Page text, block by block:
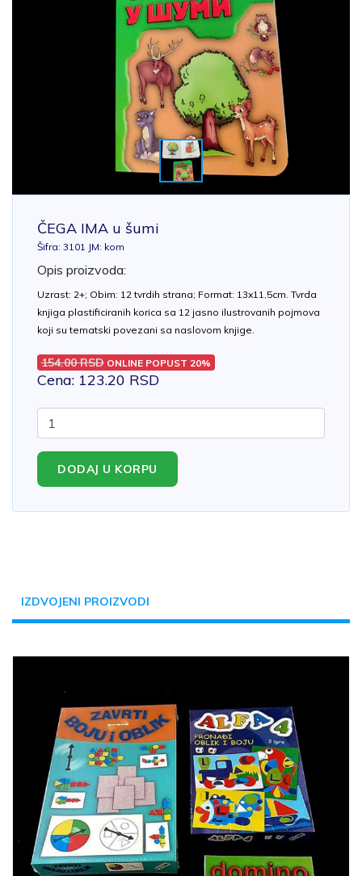
ČEGA IMA u šumi
Šifra: 3101 JM: kom
Opis proizvoda:
Uzrast: 2+; Obim: 12 tvrdih strana; Format: 13x11,5cm. Tvrda
knjiga plastificiranih korica sa 12 jasno ilustrovanih pojmova
koji su tematski povezani sa naslovom knjige.
154.00 RSDONLINE POPUST 20%
Cena: 123.20 RSD
DODAJ U KORPU
IZDVOJENI PROIZVODI